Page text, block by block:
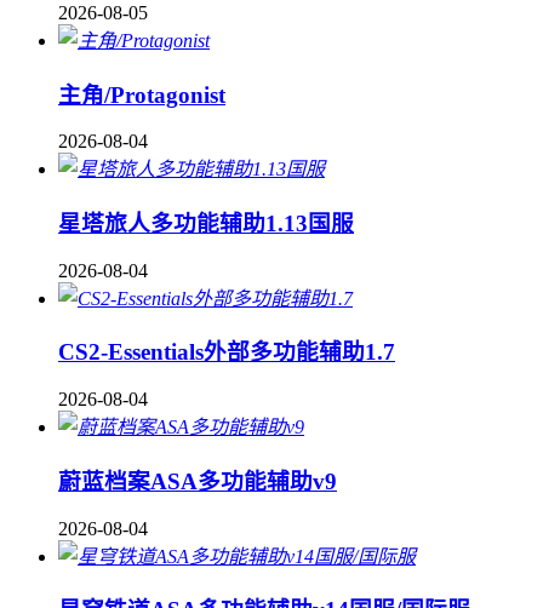
2026-08-05
主角/Protagonist
2026-08-04
星塔旅人多功能辅助1.13国服
2026-08-04
CS2-Essentials外部多功能辅助1.7
2026-08-04
蔚蓝档案ASA多功能辅助v9
2026-08-04